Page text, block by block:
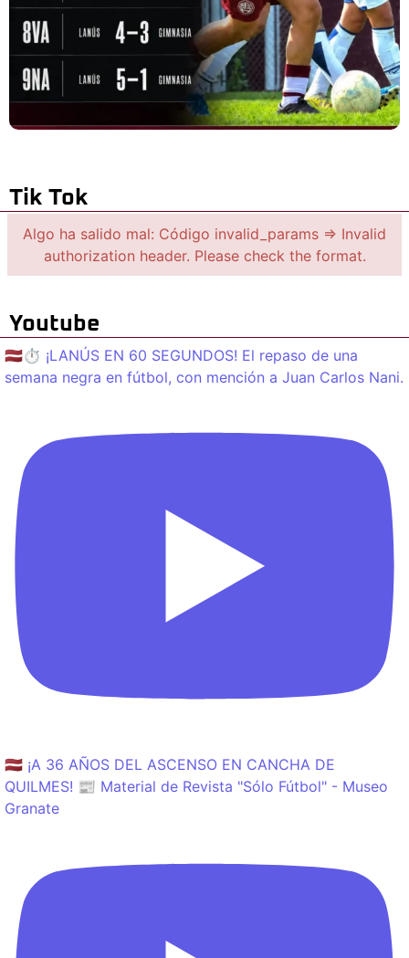
Tik Tok
Algo ha salido mal: Código invalid_params => Invalid
authorization header. Please check the format.
Youtube
🇱🇻⏱️ ¡LANÚS EN 60 SEGUNDOS! El repaso de una
semana negra en fútbol, con mención a Juan Carlos Nani.
🇱🇻 ¡A 36 AÑOS DEL ASCENSO EN CANCHA DE
QUILMES! 📰 Material de Revista "Sólo Fútbol" - Museo
Granate